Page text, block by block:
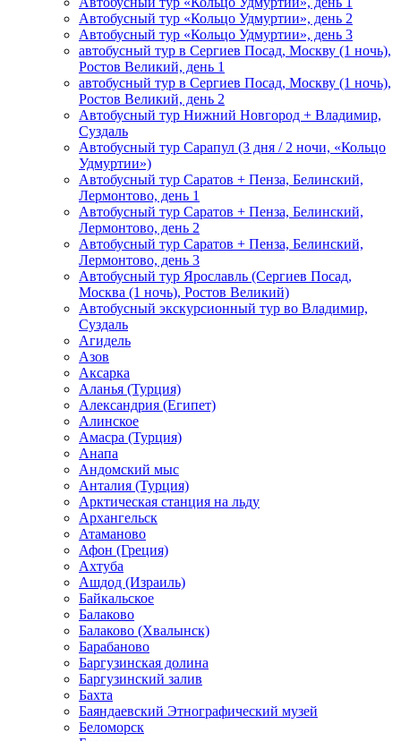
Автобусный тур «Кольцо Удмуртии», день 2
Автобусный тур «Кольцо Удмуртии», день 3
автобусный тур в Сергиев Посад, Москву (1 ночь),
Ростов Великий, день 1
автобусный тур в Сергиев Посад, Москву (1 ночь),
Ростов Великий, день 2
Автобусный тур Нижний Новгород + Владимир,
Суздаль
Автобусный тур Сарапул (3 дня / 2 ночи, «Кольцо
Удмуртии»)
Автобусный тур Саратов + Пенза, Белинский,
Лермонтово, день 1
Автобусный тур Саратов + Пенза, Белинский,
Лермонтово, день 2
Автобусный тур Саратов + Пенза, Белинский,
Лермонтово, день 3
Автобусный тур Ярославль (Сергиев Посад,
Москва (1 ночь), Ростов Великий)
Автобусный экскурсионный тур во Владимир,
Суздаль
Агидель
Азов
Аксарка
Аланья (Турция)
Александрия (Египет)
Алинское
Амасра (Турция)
Анапа
Андомский мыс
Анталия (Турция)
Арктическая станция на льду
Архангельск
Атаманово
Афон (Греция)
Ахтуба
Ашдод (Израиль)
Байкальское
Балаково
Балаково (Хвалынск)
Барабаново
Баргузинская долина
Баргузинский залив
Бахта
Баяндаевский Этнографический музей
Беломорск